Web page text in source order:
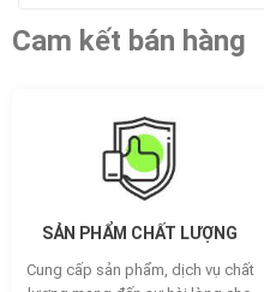
Cam kết bán hàng
SẢN PHẨM CHẤT LƯỢNG
Cung cấp sản phẩm, dịch vụ chất